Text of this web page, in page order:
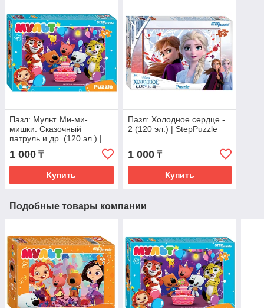
Пазл: Мульт. Ми-ми-
мишки. Сказочный
патруль и др. (120 эл.) |
StepPuzzle
1 000 ₸
Купить
Пазл: Холодное сердце -
2 (120 эл.) | StepPuzzle
1 000₸
Купить
Подобные товары компании